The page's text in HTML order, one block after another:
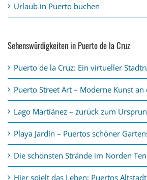
Urlaub in Puerto buchen
Sehenswürdigkeiten in Puerto de la Cruz
Puerto de la Cruz: Ein virtueller
Puerto Street Art – Moderne Kunst an
Lago Martiánez – zurück zum
Playa Jardín – Puertos schöner
Die schönsten Strände im Norden
Hier spielt das Leben: Puertos Altstadt